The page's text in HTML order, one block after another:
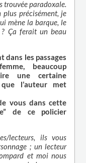
trouvée paradoxale.
précisément, je
mène la barque, le
? Ça ferait un beau
dans les passages
beaucoup
une certaine
l’auteur met
vous dans cette
de ce policier
lecteurs, ils vous
; un lecteur
et moi nous